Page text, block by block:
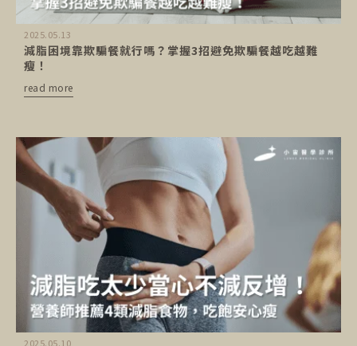
2025.05.13
減脂困境靠欺騙餐就行嗎？掌握3招避免欺騙餐越吃越難
瘦！
read more
2025.05.10